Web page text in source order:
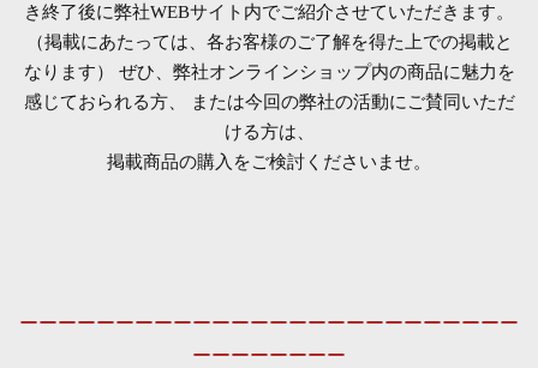
き終了後に弊社WEBサイト内でご紹介させていただきます。
（掲載にあたっては、各お客様のご了解を得た上での掲載と
なります） ぜひ、弊社オンラインショップ内の商品に魅力を
感じておられる方、 または今回の弊社の活動にご賛同いただ
ける方は、
掲載商品の購入をご検討くださいませ。
ーーーーーーーーーーーーーーーーーーーーーーーーーー
ーーーーーーーー